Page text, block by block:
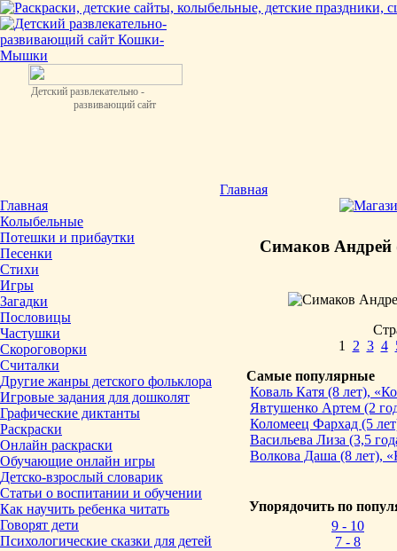
Детский развлекательно -
развивающий сайт
Главная
Колыбельные
Потешки и прибаутки
Песенки
Стихи
Игры
Загадки
Пословицы
Частушки
Скороговорки
Считалки
Другие жанры детского фольклора
Игровые задания для дошколят
Графические диктанты
Раскраски
Онлайн раскраски
Обучающие онлайн игры
Детско-взрослый словарик
Статьи о воспитании и обучении
Как научить ребенка читать
Говорят дети
Психологические сказки для детей
Главная
Симаков Андрей
1 2 3 4
Самые популярные
Коваль Катя (8 лет),
Явтушенко Артем (2
Коломеец Фархад (5
Васильева Лиза (3,5
Волкова Даша (8 лет),
Упорядочить по
9 - 10
7 - 8